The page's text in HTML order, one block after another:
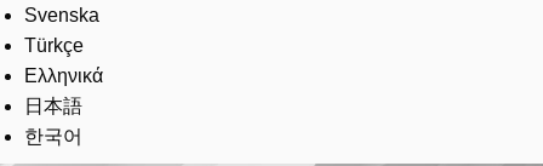
Svenska
Türkçe
Ελληνικά
日本語
한국어